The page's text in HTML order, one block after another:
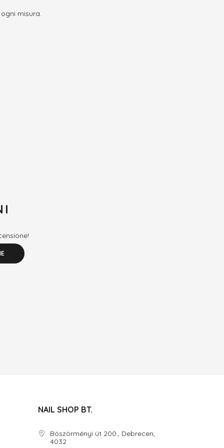
misura.
NAIL SHOP BT.
Böszörményi út 200., Debrecen,
4032